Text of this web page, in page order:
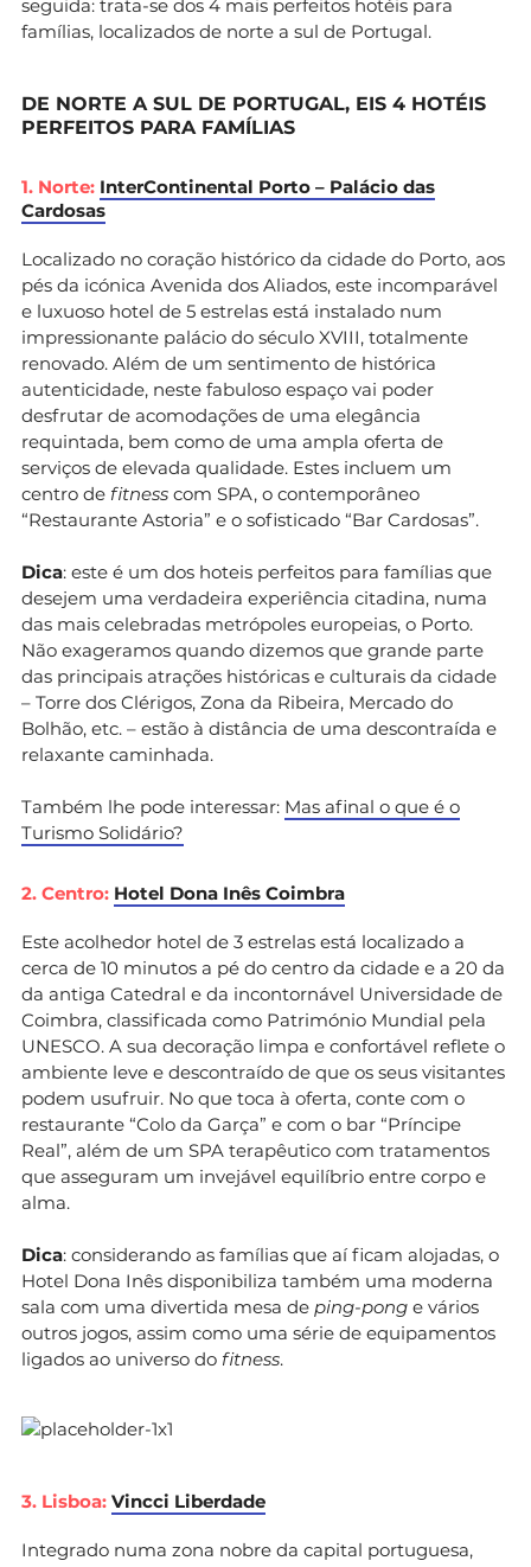
seguida: trata-se dos 4 mais perfeitos hotéis para
famílias, localizados de norte a sul de Portugal.
DE NORTE A SUL DE PORTUGAL, EIS 4 HOTÉIS
PERFEITOS PARA FAMÍLIAS
1. Norte: InterContinental Porto – Palácio das
Cardosas
Localizado no coração histórico da cidade do Porto, aos
pés da icónica Avenida dos Aliados, este incomparável
e luxuoso hotel de 5 estrelas está instalado num
impressionante palácio do século XVIII, totalmente
renovado. Além de um sentimento de histórica
autenticidade, neste fabuloso espaço vai poder
desfrutar de acomodações de uma elegância
requintada, bem como de uma ampla oferta de
serviços de elevada qualidade. Estes incluem um
centro de fitness com SPA, o contemporâneo
“Restaurante Astoria” e o sofisticado “Bar Cardosas”.
Dica: este é um dos hoteis perfeitos para famílias que
desejem uma verdadeira experiência citadina, numa
das mais celebradas metrópoles europeias, o Porto.
Não exageramos quando dizemos que grande parte
das principais atrações históricas e culturais da cidade
– Torre dos Clérigos, Zona da Ribeira, Mercado do
Bolhão, etc. – estão à distância de uma descontraída e
relaxante caminhada.
Também lhe pode interessar: Mas afinal o que é o
Turismo Solidário?
2. Centro: Hotel Dona Inês Coimbra
Este acolhedor hotel de 3 estrelas está localizado a
cerca de 10 minutos a pé do centro da cidade e a 20 da
da antiga Catedral e da incontornável Universidade de
Coimbra, classificada como Património Mundial pela
UNESCO. A sua decoração limpa e confortável reflete o
ambiente leve e descontraído de que os seus visitantes
podem usufruir. No que toca à oferta, conte com o
restaurante “Colo da Garça” e com o bar “Príncipe
Real”, além de um SPA terapêutico com tratamentos
que asseguram um invejável equilíbrio entre corpo e
alma.
Dica: considerando as famílias que aí ficam alojadas, o
Hotel Dona Inês disponibiliza também uma moderna
sala com uma divertida mesa de ping-pong e vários
outros jogos, assim como uma série de equipamentos
ligados ao universo do fitness.
3. Lisboa: Vincci Liberdade
Integrado numa zona nobre da capital portuguesa,